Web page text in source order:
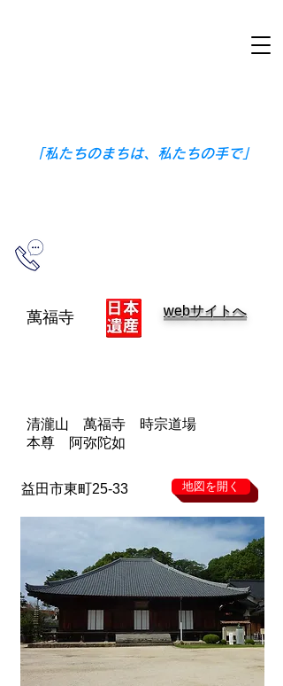
「私たちのまちは、私たちの手で」
萬福寺 webサイトへ
清瀧山 萬福寺 時宗道場
本尊 阿弥陀如
益田市東町25-33 地図を開く